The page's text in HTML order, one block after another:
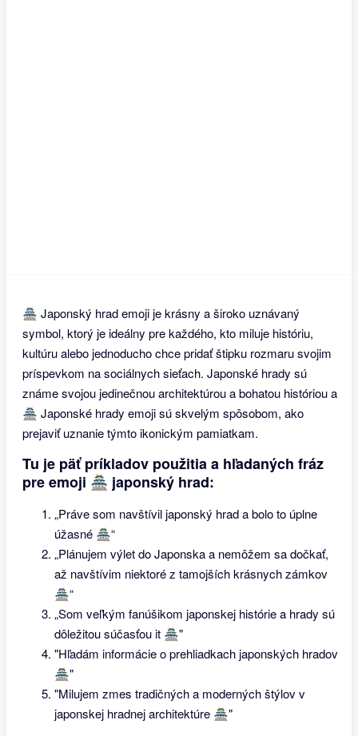
🏯 Japonský hrad emoji je krásny a široko uznávaný
symbol, ktorý je ideálny pre každého, kto miluje históriu,
kultúru alebo jednoducho chce pridať štipku rozmaru svojim
príspevkom na sociálnych sieťach. Japonské hrady sú
známe svojou jedinečnou architektúrou a bohatou históriou a
🏯 Japonské hrady emoji sú skvelým spôsobom, ako
prejaviť uznanie týmto ikonickým pamiatkam.
Tu je päť príkladov použitia a hľadaných fráz
pre emoji 🏯 japonský hrad:
„Práve som navštívil japonský hrad a bolo to úplne
úžasné 🏯“
„Plánujem výlet do Japonska a nemôžem sa dočkať,
až navštívim niektoré z tamojších krásnych zámkov
🏯“
„Som veľkým fanúšikom japonskej histórie a hrady sú
dôležitou súčasťou it 🏯"
"Hľadám informácie o prehliadkach japonských hradov
🏯"
"Milujem zmes tradičných a moderných štýlov v
japonskej hradnej architektúre 🏯"